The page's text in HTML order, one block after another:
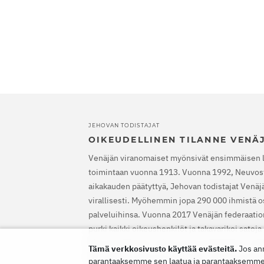
JEHOVAN TODISTAJAT
OIKEUDELLINEN TILANNE
Venäjän viranomaiset myönsivät
toimintaan vuonna 1913. Vuonna 1992,
aikakauden päätyttyä, Jehovan todistajat
virallisesti. Myöhemmin jopa 290 000 ihmistä
palveluihinsa. Vuonna 2017 Venäjän
purki kaikki oikeushenkilöt ja takavarikoi
EIT vapautti Jehovan todistajat, määräsi
Tämä verkkosivusto käyttää evästeitä.Jos
parantaaksemme sen laatua ja